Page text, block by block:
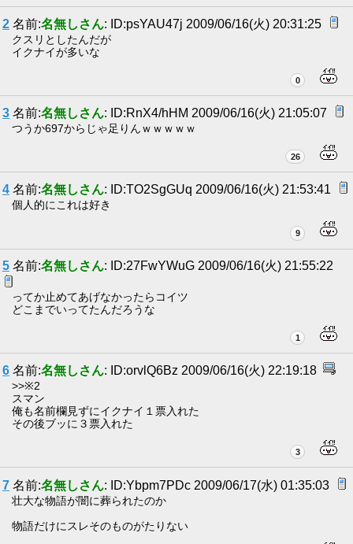
2 名前:名無しさん: ID:psYAU47j 2009/06/16(火) 20:31:25
クスリとしたんだが
イクナイが多いな
0
3 名前:名無しさん: ID:RnX4/hHM 2009/06/16(火) 21:05:07
つうか697からじゃ足りんｗｗｗｗｗ
26
4 名前:名無しさん: ID:TO2SgGUq 2009/06/16(火) 21:53:41
個人的にこれは好き
9
5 名前:名無しさん: ID:27FwYWuG 2009/06/16(火) 21:55:22
ってか止めてあげなかったらコイツ
どこまでいってたんだろうな
1
6 名前:名無しさん: ID:orvlQ6Bz 2009/06/16(火) 22:19:18
>>※2
スマン
俺も名前欄見ずにイクナイ１票入れた
その後ブッに３票入れた
3
7 名前:名無しさん: ID:Ybpm7PDc 2009/06/17(水) 01:35:03
壮大な物語が闇に葬られたのか
物語だけにスレそのものがたりない